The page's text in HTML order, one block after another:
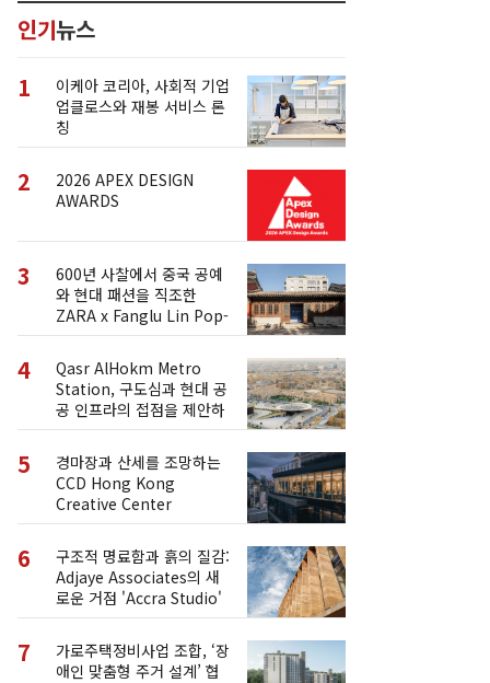
인기뉴스
1
이케아 코리아, 사회적 기업
업클로스와 재봉 서비스 론
칭
2
2026 APEX DESIGN
AWARDS
3
600년 사찰에서 중국 공예
와 현대 패션을 직조한
ZARA x Fanglu Lin Pop-
Up
4
Qasr AlHokm Metro
Station, 구도심과 현대 공
공 인프라의 접점을 제안하
다
5
경마장과 산세를 조망하는
CCD Hong Kong
Creative Center
6
구조적 명료함과 흙의 질감:
Adjaye Associates의 새
로운 거점 'Accra Studio'
7
가로주택정비사업 조합, ‘장
애인 맞춤형 주거 설계’ 협